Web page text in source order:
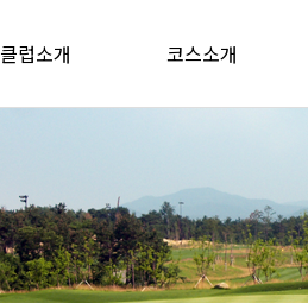
클럽소개 코스소개